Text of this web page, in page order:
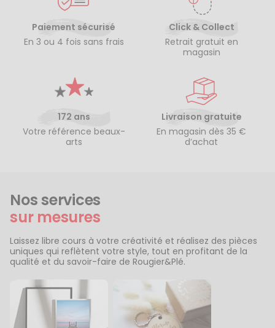
Paiement sécurisé
En 3 ou 4 fois sans frais
Click & Collect
Retrait gratuit en
magasin
172 ans
Votre référence beaux-
arts
Livraison gratuite
En magasin dès 35 €
d’achat
Nos services
sur mesures
Laissez libre cours à votre créativité et réalisez des pièces
uniques qui reflètent votre style, tout en profitant de la
qualité et du savoir-faire de Rougier&Plé.